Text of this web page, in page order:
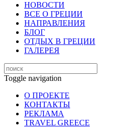
НОВОСТИ
ВСЕ О ГРЕЦИИ
НАПРАВЛЕНИЯ
БЛОГ
ОТДЫХ В ГРЕЦИИ
ГАЛЕРЕЯ
Toggle navigation
О ПРОЕКТЕ
КОНТАКТЫ
РЕКЛАМА
TRAVEL GREECE